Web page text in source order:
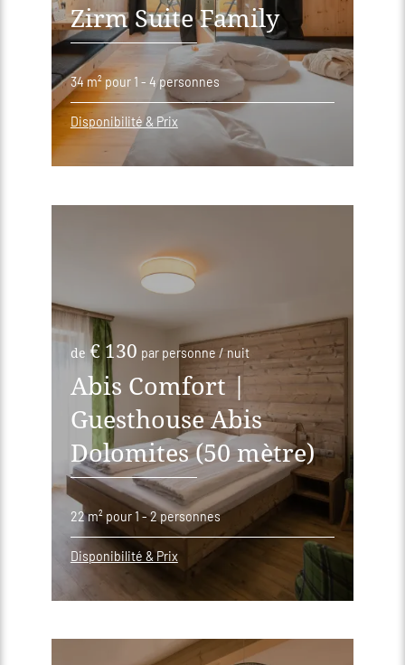
Zirm Suite Family
34 m² pour 1 - 4 personnes
Disponibilité & Prix
de € 130 par personne / nuit
Abis Comfort |
Guesthouse Abis
Dolomites (50 mètre)
22 m² pour 1 - 2 personnes
Disponibilité & Prix